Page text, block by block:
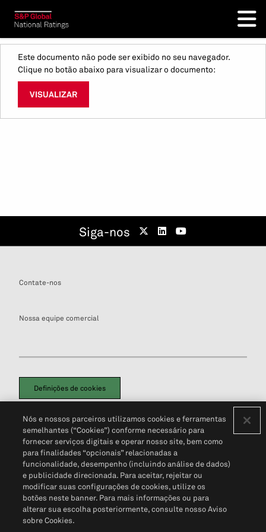
Este documento não pode ser exibido no seu navegador.
Clique no botão abaixo para visualizar o documento:
VISUALIZAR
Siga-nos
Contate-nos
Nossa equipe comercial
Definições de cookies
Política de PrivacidadePortal de privacidade do cliente (em inglês)
Não Venda Minhas Informações Pessoais© 2026 S&P Global
Nós e nossos parceiros utilizamos cookies e ferramentas
semelhantes (“Cookies”) conforme necessário para
fornecer serviços digitais e operar nosso site, bem como
para finalidades “opcionais” relacionadas a
funcionalidade, desempenho (incluindo análise de dados)
e publicidade direcionada. Para aceitar, rejeitar ou
modificar suas configurações de cookies, utilize os
botões neste banner. Para mais informações ou para
alterar sua escolha posteriormente, consulte nosso Aviso
sobre Cookies.